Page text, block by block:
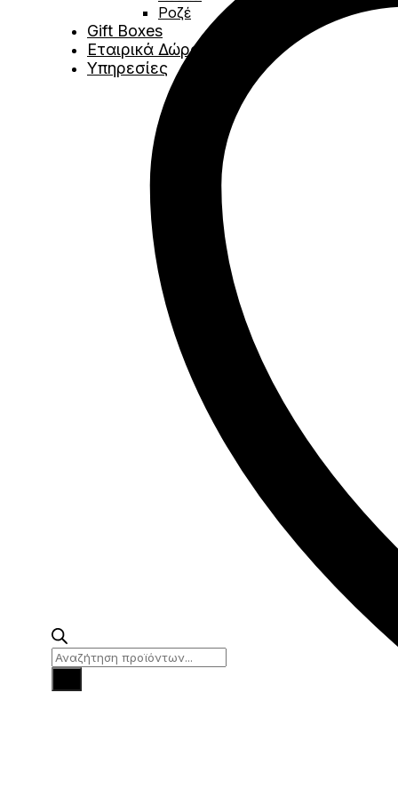
Ροζέ
Gift Boxes
Εταιρικά Δώρα
Υπηρεσίες
Products
search
προϊόντος